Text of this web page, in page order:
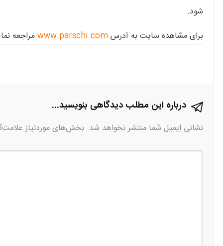
شود.
برای مشاهده سایت به آدرسwww.parschi.comمراجعه
درباره این مطلب دیدگاهی بنویسید...
نشانی ایمیل شما منتشر نخواهد شد. بخش‌های موردنیاز